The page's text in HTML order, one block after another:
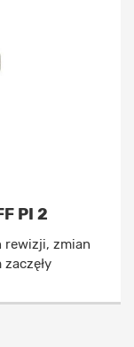
PI 2
rewizji, zmian